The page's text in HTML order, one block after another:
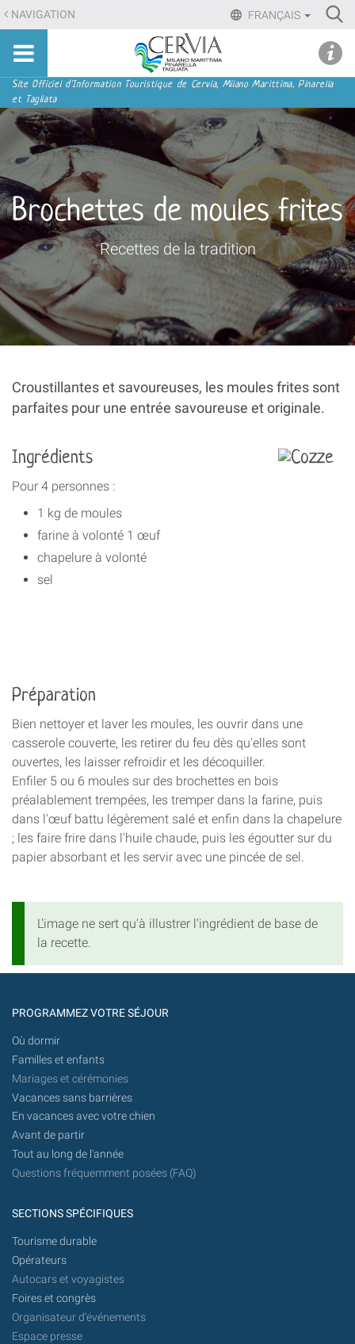
Aller
au
contenu.
Aller
à
navigation
FRANÇAIS
NAVIGATION
Sito
turistico
ufficiale
Cervia,
Milano
Marittima,
Pinarella,
Tagliata
Navigation
Site Officiel d'Information Touristique de Cervia, Milano Marittima, Pinarella
et Tagliata
Brochettes de moules frites
Recettes de la tradition
Croustillantes et savoureuses, les moules frites sont
parfaites pour une entrée savoureuse et originale.
Ingrédients
Pour 4 personnes :
1 kg de moules
farine à volonté 1 œuf
chapelure à volonté
sel
Préparation
Bien nettoyer et laver les moules, les ouvrir dans une
casserole couverte, les retirer du feu dès qu'elles sont
ouvertes, les laisser refroidir et les décoquiller.
Enfiler 5 ou 6 moules sur des brochettes en bois
préalablement trempées, les tremper dans la farine, puis
dans l'œuf battu légèrement salé et enfin dans la chapelure
; les faire frire dans l'huile chaude, puis les égoutter sur du
papier absorbant et les servir avec une pincée de sel.
L'image ne sert qu'à illustrer l'ingrédient de base de
la recette.
PROGRAMMEZ VOTRE SÉJOUR
Où dormir
Familles et enfants
Mariages et cérémonies
Vacances sans barrières
En vacances avec votre chien
Avant de partir
Tout au long de l'année
Questions fréquemment posées (FAQ)
SECTIONS SPÉCIFIQUES
Tourisme durable
Opérateurs
Autocars et voyagistes
Foires et congrès
Organisateur d'événements
Espace presse
menu